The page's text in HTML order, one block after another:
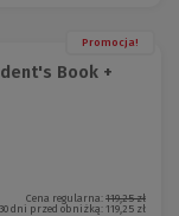
Promocja!
Book +
Cena regularna: 119,25 zł
dni przed obniżką:119,25 zł